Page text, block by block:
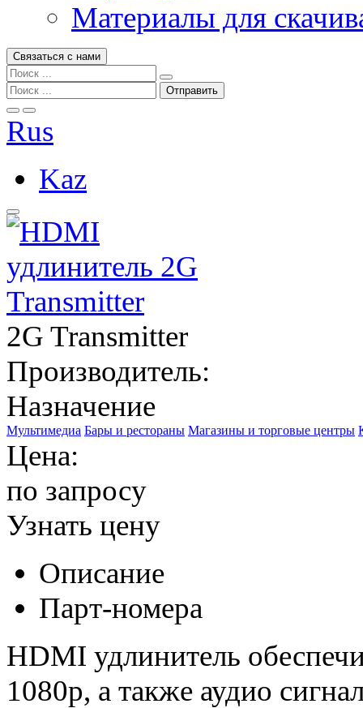
Материалы для
Связаться с нами
Rus
Kaz
2G Transmitter
Производитель:
Назначение
Мультимедиа Бары и рестораны Магазины и торговые центры
Цена:
по запросу
Узнать цену
Описание
Парт-номера
HDMI удлинитель
1080p, а также аудио